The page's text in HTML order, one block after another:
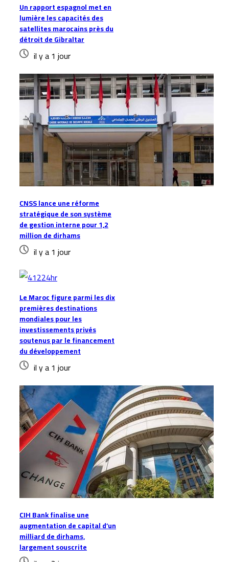
Un rapport espagnol met en
lumière les capacités des
satellites marocains près du
détroit de Gibraltar
il y a 1 jour
CNSS lance une réforme
stratégique de son système
de gestion interne pour 1,2
million de dirhams
il y a 1 jour
Le Maroc figure parmi les dix
premières destinations
mondiales pour les
investissements privés
soutenus par le financement
du développement
il y a 1 jour
CIH Bank finalise une
augmentation de capital d’un
milliard de dirhams,
largement souscrite